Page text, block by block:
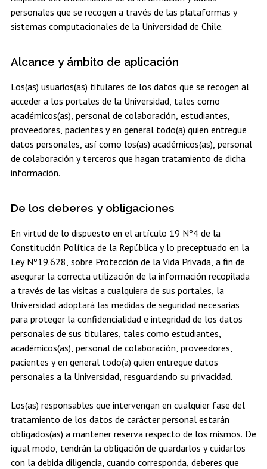
personales que se recogen a través de las plataformas y
sistemas computacionales de la Universidad de Chile.
Alcance y ámbito de aplicación
Los(as) usuarios(as) titulares de los datos que se recogen al
acceder a los portales de la Universidad, tales como
académicos(as), personal de colaboración, estudiantes,
proveedores, pacientes y en general todo(a) quien entregue
datos personales, así como los(as) académicos(as), personal
de colaboración y terceros que hagan tratamiento de dicha
información.
De los deberes y obligaciones
En virtud de lo dispuesto en el artículo 19 Nº4 de la
Constitución Política de la República y lo preceptuado en la
Ley Nº19.628, sobre Protección de la Vida Privada, a fin de
asegurar la correcta utilización de la información recopilada
a través de las visitas a cualquiera de sus portales, la
Universidad adoptará las medidas de seguridad necesarias
para proteger la confidencialidad e integridad de los datos
personales de sus titulares, tales como estudiantes,
académicos(as), personal de colaboración, proveedores,
pacientes y en general todo(a) quien entregue datos
personales a la Universidad, resguardando su privacidad.
Los(as) responsables que intervengan en cualquier fase del
tratamiento de los datos de carácter personal estarán
obligados(as) a mantener reserva respecto de los mismos. De
igual modo, tendrán la obligación de guardarlos y cuidarlos
con la debida diligencia, cuando corresponda, deberes que